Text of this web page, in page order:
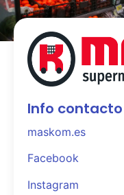
Info contacto
maskom.es
Facebook
Instagram